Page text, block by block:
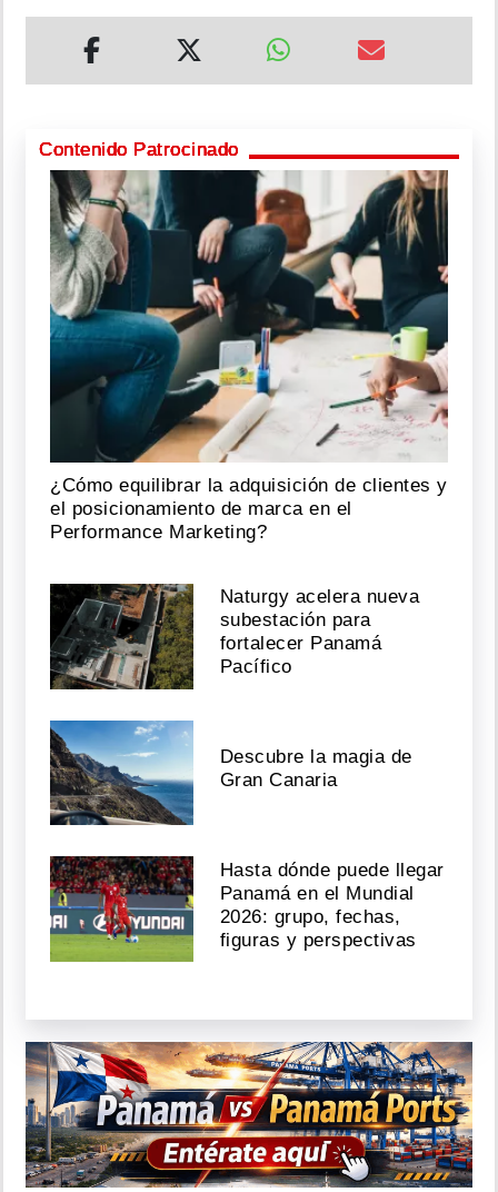
Contenido Patrocinado
¿Cómo equilibrar la adquisición de clientes y
el posicionamiento de marca en el
Performance Marketing?
Naturgy acelera nueva
subestación para
fortalecer Panamá
Pacífico
Descubre la magia de
Gran Canaria
Hasta dónde puede llegar
Panamá en el Mundial
2026: grupo, fechas,
figuras y perspectivas